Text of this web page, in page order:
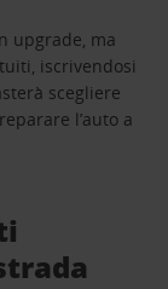
upgrade, ma
iscrivendosi
scegliere
l’auto a